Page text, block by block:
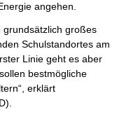
angehen.
grundsätzlich großes
Schulstandortes am
Linie geht es aber
bestmögliche
erklärt